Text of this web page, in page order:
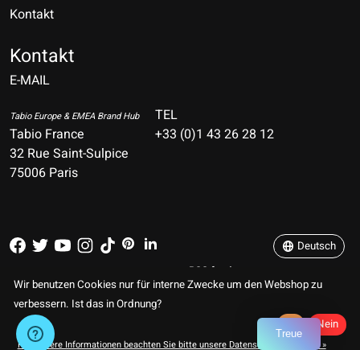
Kontakt
Kontakt
E-MAIL
Tabio Europe & EMEA Brand Hub
Tabio France
32 Rue Saint-Sulpice
75006 Paris
TEL
+33 (0)1 43 26 28 12
RSS feed
Deutsch
Wir benutzen Cookies nur für interne Zwecke um den Webshop zu
verbessern. Ist das in Ordnung?
Nein
Für weitere Informationen beachten Sie bitte unsere Datenschutzerklärung. »
Treue